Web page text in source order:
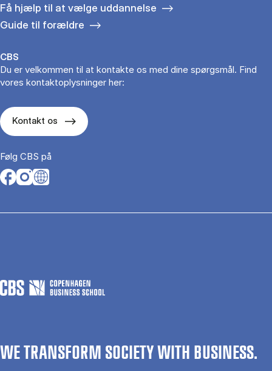
Få hjælp til at vælge uddannelse
Guide til forældre
CBS
Du er velkommen til at kontakte os med dine spørgsmål. Find
vores kontaktoplysninger her:
Kontakt os
Følg CBS på
Opens in a new tab
Opens in a new tab
Opens in a new tab
WE TRANSFORM SOCIETY WITH BUSINESS.